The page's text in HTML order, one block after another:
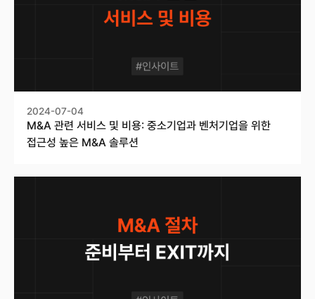
2024-07-04
M&A 관련 서비스 및 비용: 중소기업과 벤처기업을 위한
접근성 높은 M&A 솔루션